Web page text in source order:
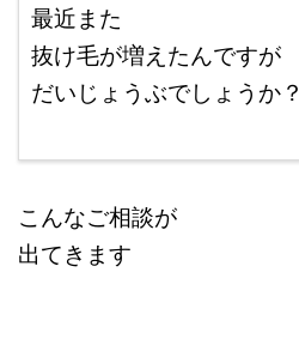
最近また
抜け毛が増えたんですが
だいじょうぶでしょうか？
こんなご相談が
出てきます